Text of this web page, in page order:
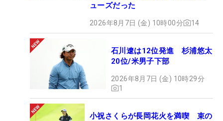
ューズだった
2026年8月7日 (金) 10時00分 14
石川遼は12位発進 杉浦悠太
20位/米男子下部
2026年8月7日 (金) 10時29分
1
小祝さくらが長岡花火を満喫 束の